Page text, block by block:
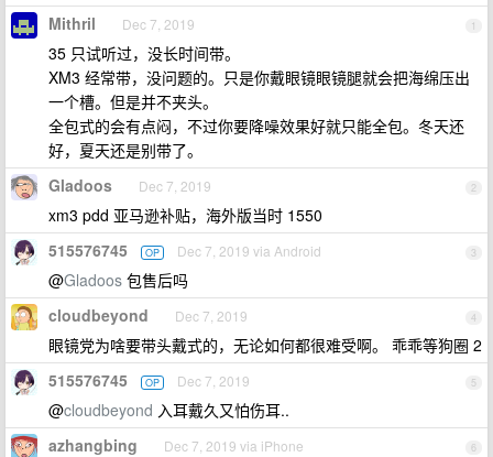
1
Mithril Dec 7, 2019
35 只试听过，没长时间带。
XM3 经常带，没问题的。只是你戴眼镜眼镜腿就会把海绵压出
一个槽。但是并不夹头。
全包式的会有点闷，不过你要降噪效果好就只能全包。冬天还
好，夏天还是别带了。
2
Gladoos Dec 7, 2019
xm3 pdd 亚马逊补贴，海外版当时 1550
3
515576745 OP Dec 7, 2019 via Android
@Gladoos 包售后吗
4
cloudbeyond Dec 7, 2019
眼镜党为啥要带头戴式的，无论如何都很难受啊。 乖乖等狗圈 2
5
515576745 OP Dec 7, 2019
@cloudbeyond 入耳戴久又怕伤耳..
6
azhangbing Dec 7, 2019 via iPhone